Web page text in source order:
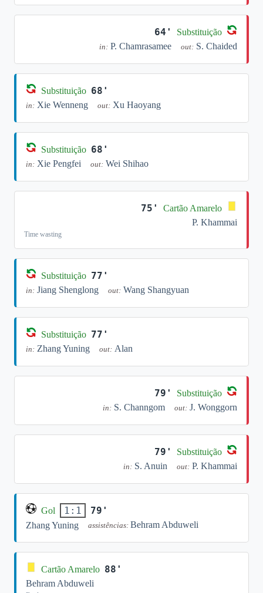
64' Substituição
in: P. Chamrasamee out: S. Chaided
Substituição 68'
in: Xie Wenneng out: Xu Haoyang
Substituição 68'
in: Xie Pengfei out: Wei Shihao
75'
Cartão Amarelo
P. Khammai
Time wasting
Substituição 77'
in: Jiang Shenglong out: Wang Shangyuan
Substituição 77'
in: Zhang Yuning out: Alan
79' Substituição
in: S. Channgom out: J. Wonggorn
79' Substituição
in: S. Anuin out: P. Khammai
Gol 1:1 79'
Zhang Yuning assistências: Behram Abduweli
Cartão Amarelo 88'
Behram Abduweli